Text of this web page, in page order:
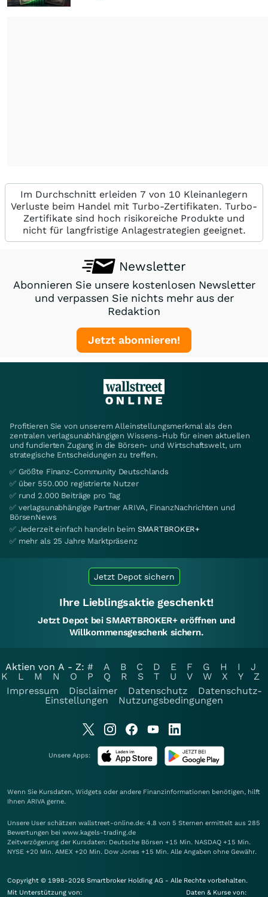
Im Durchschnitt erleiden 7 von 10 Kleinanlegern
Verluste beim Handel mit Turbo-Zertifikaten. Turbo-
Zertifikate sind hoch risikoreiche Produkte und
nicht für langfristige Anlagestrategien geeignet.
Newsletter
Abonnieren Sie unsere kostenlosen Newsletter
und verpassen Sie nichts mehr aus der
Redaktion
Jetzt abonnieren!
Profitieren Sie von unserem Alleinstellungsmerkmal als den
zentralen verlagsunabhängigen Wissens-Hub für einen aktuellen
und fundierten Zugang in die Börsen- und Wirtschaftswelt, um
strategische Entscheidungen zu treffen.
✅ Größte Finanz-Community Deutschlands
✅ über 550.000 registrierte Nutzer
✅ rund 2.000 Beiträge pro Tag
✅ verlagsunabhängige Partner ARIVA, FinanzNachrichten und
BörsenNews
✅ Jederzeit einfach handeln beim SMARTBROKER+
✅ mehr als 25 Jahre Marktpräsenz
Jetzt Depot sichern
Ihre Lieblingsaktie geschenkt!
Jetzt Depot bei SMARTBROKER+ eröffnen und
Willkommensgeschenk sichern.
Aktien von A - Z: # A B C D E F G H I
J
K
L M N O P Q R S T U V W X Y
Z
Impressum
Disclaimer Datenschutz
Datenschutz-
Einstellungen
Nutzungsbedingungen
Unsere Apps:
Wenn Sie Kursdaten, Widgets oder andere Finanzinformationen benötigen, hilft
Ihnen ARIVA gerne.
Unsere User schätzen wallstreet-online.de: 4.8 von 5 Sternen ermittelt aus 285
Bewertungen bei www.kagels-trading.de
Zeitverzögerung der Kursdaten: Deutsche Börsen +15 Min. NASDAQ +15 Min.
NYSE +20 Min. AMEX +20 Min. Dow Jones +15 Min. Alle Angaben ohne Gewähr.
Copyright © 1998-2026 Smartbroker Holding AG - Alle Rechte vorbehalten.
Mit Unterstützung von:
Daten & Kurse von: